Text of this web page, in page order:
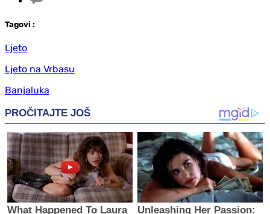
Tagovi :
Ljeto
Ljeto na Vrbasu
Banjaluka